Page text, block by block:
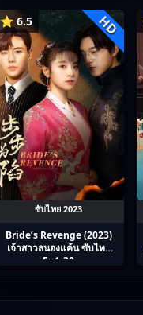
⭐ 6.5 HD
ซับไทย 2023
Bride’s Revenge (2023)
เจ้าสาวสนองแค้น ซับไทย
Ep1-30